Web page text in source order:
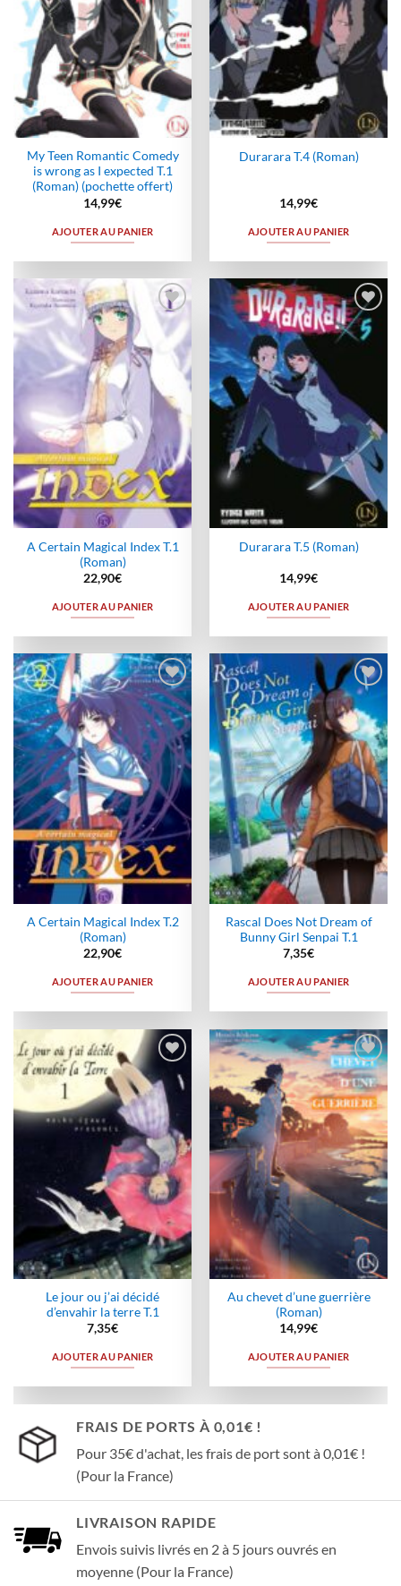
My Teen Romantic Comedy
is wrong as I expected T.1
(Roman) (pochette offert)
14,99€
AJOUTER AU PANIER
Durarara T.4 (Roman)
14,99€
AJOUTER AU PANIER
Ajouter
à la
wishlist
A Certain Magical Index T.1
(Roman)
22,90€
AJOUTER AU PANIER
Ajouter
à la
Durarara T.5 (Roman)
14,99€
AJOUTER AU PANIER
Ajouter
à la
wishlist
A Certain Magical Index T.2
(Roman)
22,90€
AJOUTER AU PANIER
Ajouter
à la
wishlist
Rascal Does Not Dream of
Bunny Girl Senpai T.1
7,35€
AJOUTER AU PANIER
Ajouter
à la
wishlist
Le jour ou j’ai décidé
d’envahir la terre T.1
7,35€
AJOUTER AU PANIER
Ajouter
à la
wishlist
Au chevet d’une guerrière
(Roman)
14,99€
AJOUTER AU PANIER
FRAIS DE PORTS À 0,01€ !
Pour 35€ d'achat, les frais de port sont à 0,01€ !
(Pour la France)
LIVRAISON RAPIDE
Envois suivis livrés en 2 à 5 jours ouvrés en
moyenne (Pour la France)